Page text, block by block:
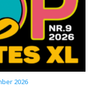
2026